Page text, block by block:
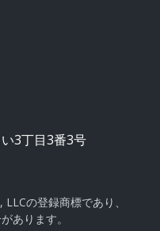
3丁目3番3号
の登録商標であり、
あります。